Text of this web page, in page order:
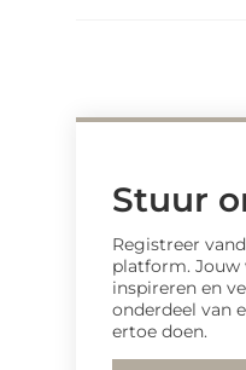
Stuur
Registreer
platform. Jouw
inspireren en
onderdeel van
ertoe doen.